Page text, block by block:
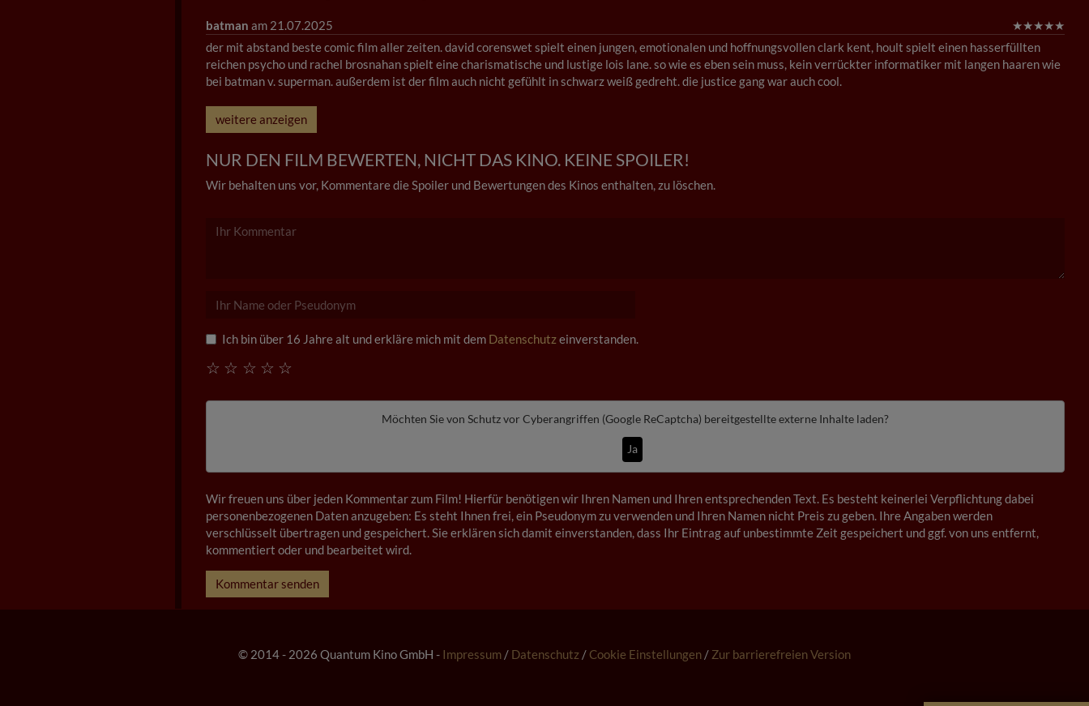
batman am 21.07.2025 ★★★★★
der mit abstand beste comic film aller zeiten. david corenswet spielt einen jungen, emotionalen und hoffnungsvollen clark kent, hoult spielt einen hasserfüllten
reichen psycho und rachel brosnahan spielt eine charismatische und lustige lois lane. so wie es eben sein muss, kein verrückter informatiker mit langen haaren wie
bei batman v. superman. außerdem ist der film auch nicht gefühlt in schwarz weiß gedreht. die justice gang war auch cool.
weitere anzeigen
NUR DEN FILM BEWERTEN, NICHT DAS KINO. KEINE SPOILER!
Wir behalten uns vor, Kommentare die Spoiler und Bewertungen des Kinos enthalten, zu löschen.
Ich bin über 16 Jahre alt und erkläre mich mit dem Datenschutzeinverstanden.
☆
☆
☆
☆
☆
Möchten Sie von Schutz vor Cyberangriffen (Google ReCaptcha) bereitgestellte externe Inhalte laden?
Ja
Wir freuen uns über jeden Kommentar zum Film! Hierfür benötigen wir Ihren Namen und Ihren entsprechenden Text. Es besteht keinerlei Verpflichtung dabei
personenbezogenen Daten anzugeben: Es steht Ihnen frei, ein Pseudonym zu verwenden und Ihren Namen nicht Preis zu geben. Ihre Angaben werden
verschlüsselt übertragen und gespeichert. Sie erklären sich damit einverstanden, dass Ihr Eintrag auf unbestimmte Zeit gespeichert und ggf. von uns entfernt,
kommentiert oder und bearbeitet wird.
Kommentar senden
© 2014 - 2026 Quantum Kino GmbH - Impressum / Datenschutz / Cookie Einstellungen / Zur barrierefreien Version